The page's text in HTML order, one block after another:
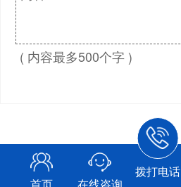
( 内容最多500个字 )
首页 在线咨询
拨打电话